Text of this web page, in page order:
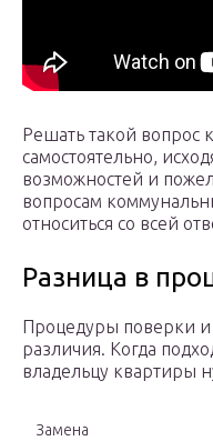
Решать такой вопрос
самостоятельно,
возможностей и
вопросам
относиться со всей
Разница в
Процедуры поверки
различия. Когда
владельцу квартиры
Замена